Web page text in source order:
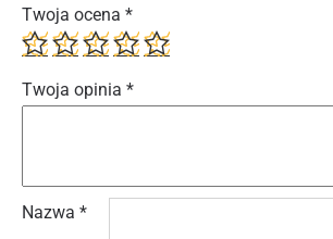
Twoja ocena *
Twoja opinia *
Nazwa *